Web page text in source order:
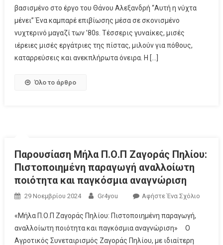
βασισμένο στο έργο του Θάνου Αλεξανδρή “Αυτή η νύχτα
μένει” Ένα καμπαρέ επιβίωσης μέσα σε σκονισμένο
νυχτερινό μαγαζί των ’80s. Τέσσερις γυναίκες, μισές
ιέρειες μισές εργάτριες της πίστας, μιλούν για πόθους,
καταρρεύσεις και ανεκπλήρωτα όνειρα. Η […]
Όλο το άρθρο
Παρουσίαση Μήλα Π.Ο.Π Ζαγοράς Πηλίου:
Πιστοποιημένη παραγωγή αναλλοίωτη
ποιότητα και παγκόσμια αναγνώριση
29 Νοεμβρίου 2024 Gr4you Αφήστε Ένα Σχόλιο
«Μήλα Π.Ο.Π Ζαγοράς Πηλίου: Πιστοποιημένη παραγωγή,
αναλλοίωτη ποιότητα και παγκόσμια αναγνώριση» Ο
Αγροτικός Συνεταιρισμός Ζαγοράς Πηλίου, με ιδιαίτερη